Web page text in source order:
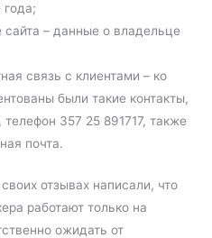
сайта – данные о владельце
связь с клиентами – ко
были такие контакты,
357 25 891717, также
почта.
отзывах написали, что
работают только на
ожидать от